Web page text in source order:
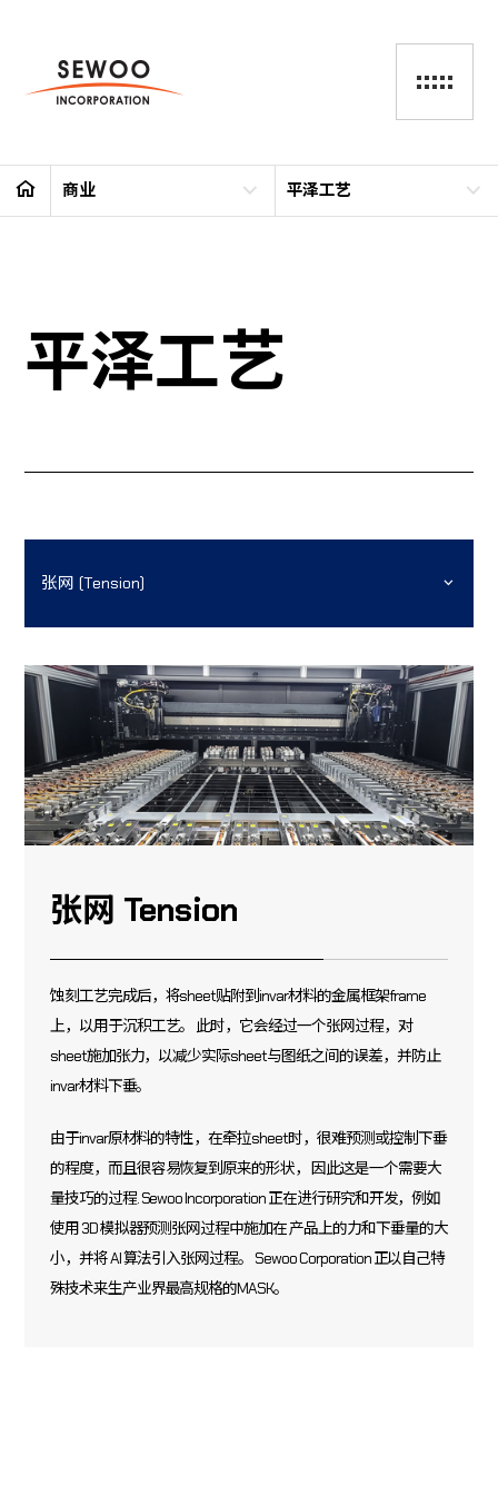
商业 平泽工艺
平泽工艺
张网 (Tension)
张网 Tension
蚀刻工艺完成后，将sheet贴附到invar材料的金属框架frame
上，以用于沉积工艺。 此时，它会经过一个张网过程，对
sheet施加张力，以减少实际sheet与图纸之间的误差，并防止
invar材料下垂。
由于invar原材料的特性，在牵拉sheet时，很难预测或控制下垂
的程度，而且很容易恢复到原来的形状， 因此这是一个需要大
量技巧的过程. Sewoo Incorporation 正在进行研究和开发，例如
使用 3D 模拟器预测张网过程中施加在产品上的力和下垂量的大
小，并将 AI 算法引入张网过程。 Sewoo Corporation 正以自己特
殊技术来生产业界最高规格的MASK。